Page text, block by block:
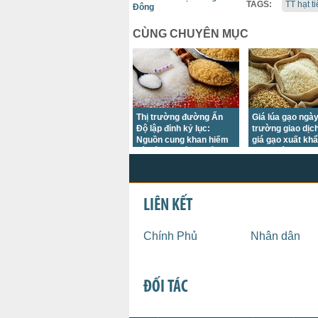
TAGS: TT hạt
Đông
CÙNG CHUYÊN MỤC
Thị trường đường Ấn
Độ lập đỉnh kỷ lục:
Nguồn cung khan hiếm
Giá lúa gạo
trường giao
giá gạo xuất
LIÊN KẾT
Chính Phủ Nhân dân
ĐỐI TÁC